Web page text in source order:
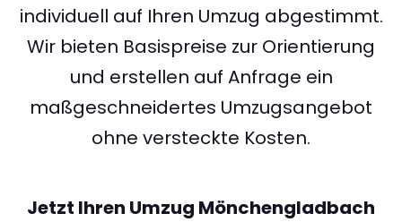
individuell auf Ihren Umzug abgestimmt.
Wir bieten Basispreise zur Orientierung
und erstellen auf Anfrage ein
maßgeschneidertes Umzugsangebot
ohne versteckte Kosten.
Jetzt Ihren Umzug Mönchengladbach